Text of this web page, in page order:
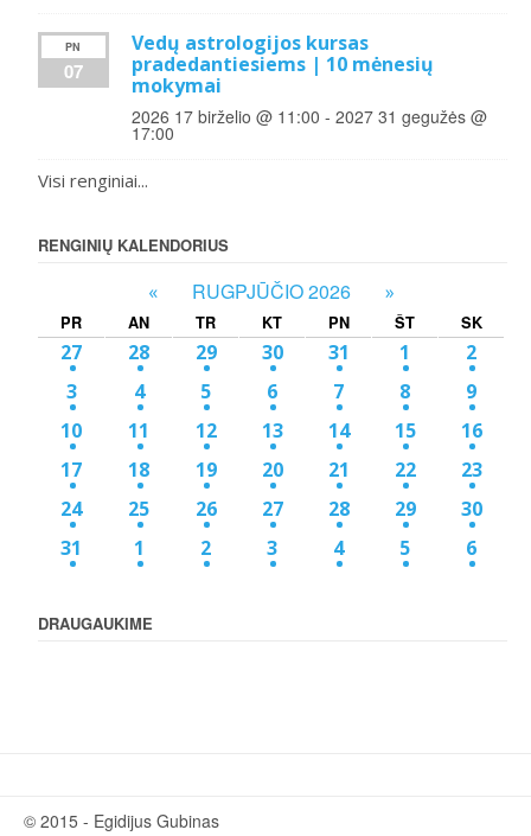
PN
07
Vedų astrologijos kursas
pradedantiesiems | 10 mėnesių
mokymai
2026 17 birželio @ 11:00 -2027 31 gegužės @
17:00
Visi renginiai...
RENGINIŲ KALENDORIUS
« RUGPJŪČIO 2026 »
PR AN TR KT PN ŠT SK
27 28 29 30 31 1
2
3
4 5 6 7 8
9
10
11 12 13 14 15
16
17
18 19 20 21 22
23
24
25 26 27 28 29
30
31
1 2 3 4 5 6
DRAUGAUKIME
© 2015 - Egidijus Gubinas